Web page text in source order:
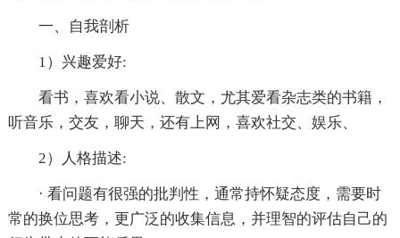
一、自我剖析
1）兴趣爱好:
看书，喜欢看小说、散文，尤其爱看杂志类的书籍，
听音乐，交友，聊天，还有上网，喜欢社交、娱乐、
2）人格描述:
· 看问题有很强的批判性，通常持怀疑态度，需要时
常的换位思考，更广泛的收集信息，并理智的评估自己的